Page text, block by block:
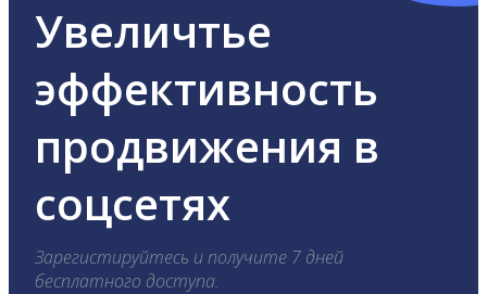
Увеличтье
эффективность
продвижения в
соцсетях
Зарегистируйтесь и получите 7 дней
бесплатного доступа.